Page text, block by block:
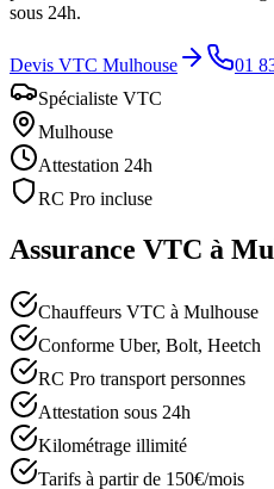
sous 24h.
Devis VTC Mulhouse
01
Spécialiste VTC
Mulhouse
Attestation 24h
RC Pro incluse
Assurance VTC à
Chauffeurs VTC à Mulhouse
Conforme Uber, Bolt, Heetch
RC Pro transport personnes
Attestation sous 24h
Kilométrage illimité
Tarifs à partir de 150€/mois